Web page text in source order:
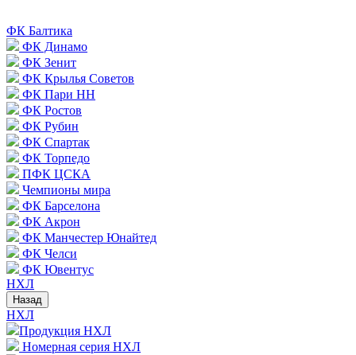
ФК Балтика
ФК Динамо
ФК Зенит
ФК Крылья Советов
ФК Пари НН
ФК Ростов
ФК Рубин
ФК Спартак
ФК Торпедо
ПФК ЦСКА
Чемпионы мира
ФК Барселона
ФК Акрон
ФК Манчестер Юнайтед
ФК Челси
ФК Ювентус
НХЛ
Назад
НХЛ
Продукция НХЛ
Номерная серия НХЛ